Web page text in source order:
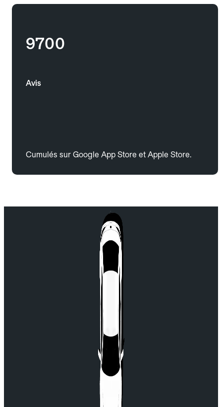
9700
Avis
Cumulés sur Google App Store et Apple Store.